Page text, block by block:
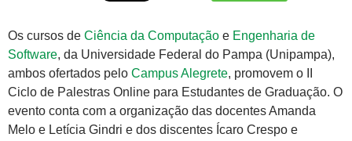
Os cursos de Ciência da Computação e Engenharia de
Software, da Universidade Federal do Pampa (Unipampa),
ambos ofertados pelo Campus Alegrete, promovem o II
Ciclo de Palestras Online para Estudantes de Graduação. O
evento conta com a organização das docentes Amanda
Melo e Letícia Gindri e dos discentes Ícaro Crespo e